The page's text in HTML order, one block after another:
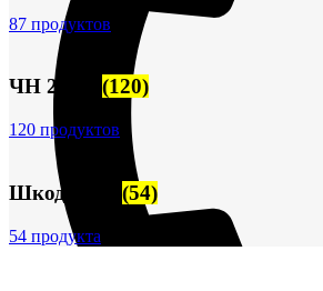
87 продуктов
ЧН 25/34 (120)
120 продуктов
Шкода-275 (54)
54 продукта